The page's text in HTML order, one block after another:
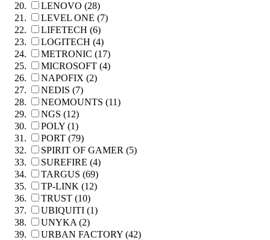
LENOVO (28)
LEVEL ONE (7)
LIFETECH (6)
LOGITECH (4)
METRONIC (17)
MICROSOFT (4)
NAPOFIX (2)
NEDIS (7)
NEOMOUNTS (11)
NGS (12)
POLY (1)
PORT (79)
SPIRIT OF GAMER (5)
SUREFIRE (4)
TARGUS (69)
TP-LINK (12)
TRUST (10)
UBIQUITI (1)
UNYKA (2)
URBAN FACTORY (42)